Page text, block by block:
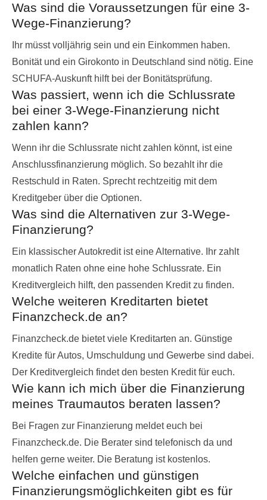
Was sind die Voraussetzungen für eine 3-
Wege-Finanzierung?
Ihr müsst volljährig sein und ein Einkommen haben.
Bonität und ein Girokonto in Deutschland sind nötig. Eine
SCHUFA-Auskunft hilft bei der Bonitätsprüfung.
Was passiert, wenn ich die Schlussrate
bei einer 3-Wege-Finanzierung nicht
zahlen kann?
Wenn ihr die Schlussrate nicht zahlen könnt, ist eine
Anschlussfinanzierung möglich. So bezahlt ihr die
Restschuld in Raten. Sprecht rechtzeitig mit dem
Kreditgeber über die Optionen.
Was sind die Alternativen zur 3-Wege-
Finanzierung?
Ein klassischer Autokredit ist eine Alternative. Ihr zahlt
monatlich Raten ohne eine hohe Schlussrate. Ein
Kreditvergleich hilft, den passenden Kredit zu finden.
Welche weiteren Kreditarten bietet
Finanzcheck.de an?
Finanzcheck.de bietet viele Kreditarten an. Günstige
Kredite für Autos, Umschuldung und Gewerbe sind dabei.
Der Kreditvergleich findet den besten Kredit für euch.
Wie kann ich mich über die Finanzierung
meines Traumautos beraten lassen?
Bei Fragen zur Finanzierung meldet euch bei
Finanzcheck.de. Die Berater sind telefonisch da und
helfen gerne weiter. Die Beratung ist kostenlos.
Welche einfachen und günstigen
Finanzierungsmöglichkeiten gibt es für